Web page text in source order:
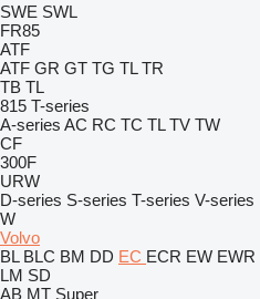
SWE SWL
FR85
ATF
ATF GR GT TG TL TR
TB TL
815 T-series
A-series AC RC TC TL TV TW
CF
300F
URW
D-series S-series T-series V-series
W
Volvo
BL BLC BM DD EC ECR EW EWR
LM SD
AB MT Super